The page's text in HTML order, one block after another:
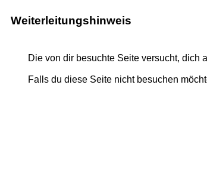
Weiterleitungshinweis
Die von dir besuchte Seite versucht, dich
Falls du diese Seite nicht besuchen